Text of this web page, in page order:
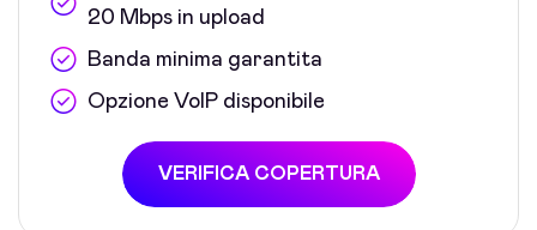
20 Mbps in upload
Banda minima garantita
Opzione VoIP disponibile
VERIFICA COPERTURA